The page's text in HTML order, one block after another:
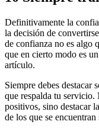
Definitivamente la
la decisión de
de confianza no es algo
que en cierto modo es
artículo.
Siempre debes destacar
que respalda tu servicio.
positivos, sino destacar
de los que se